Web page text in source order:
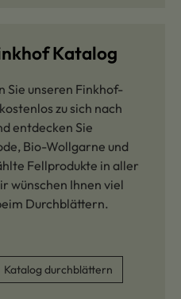
Katalog
Sie unseren Finkhof-
zu sich nach
entdecken Sie
Bio-Wollgarne und
Fellprodukte in aller
wünschen Ihnen viel
Durchblättern.
Katalog durchblättern